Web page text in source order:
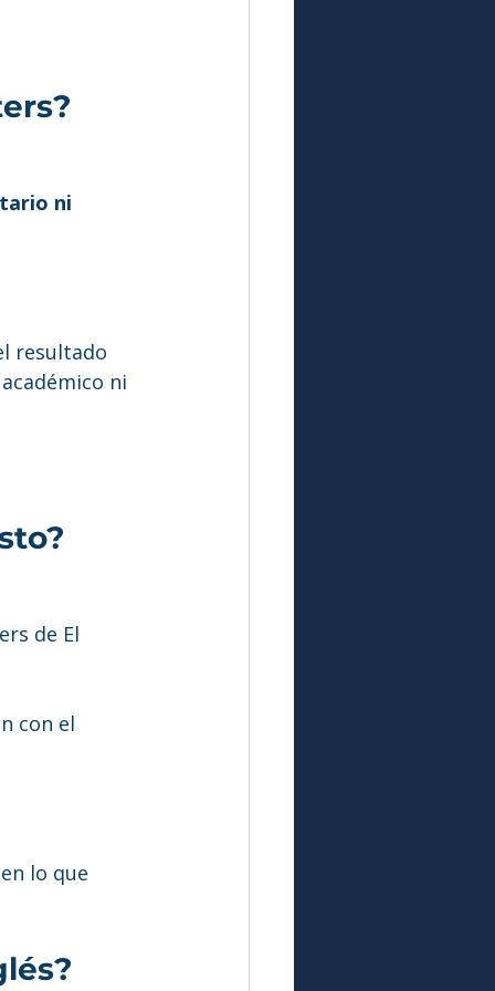
ni
resultado
ni
de El
con el
lo que